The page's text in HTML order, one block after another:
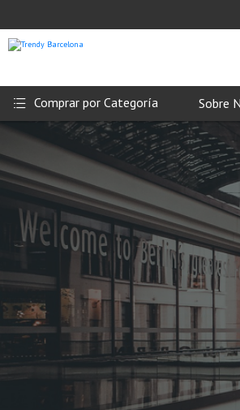
Comprar por Categoría Sobre